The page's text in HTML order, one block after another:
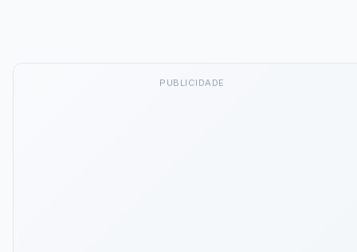
PUBLICIDADE